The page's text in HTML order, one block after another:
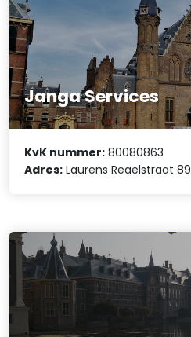
Janga Services
KvK nummer: 80080863
Adres: Laurens Reaelstraat 89